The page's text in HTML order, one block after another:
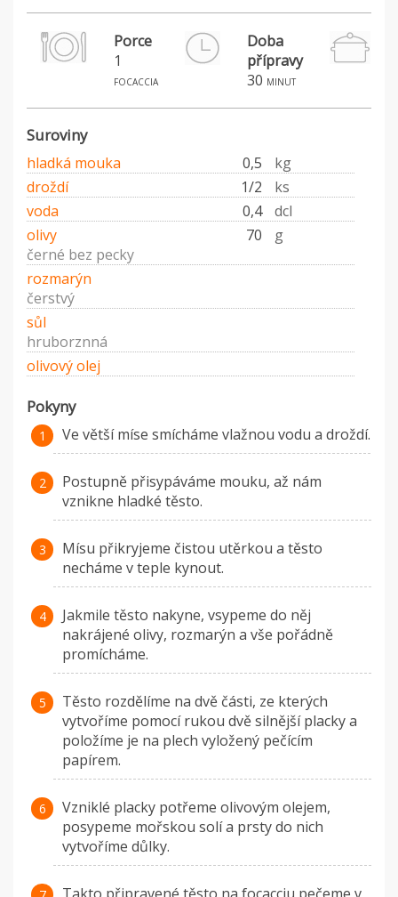
Porce
1
focaccia
Doba
přípravy
30 minut
Suroviny
hladká mouka 0,5
kg
droždí
1/2
ks
voda
0,4
dcl
olivy
70
g
černé bez pecky
rozmarýn
čerstvý
sůl
hruborznná
olivový olej
Pokyny
Ve větší míse smícháme vlažnou vodu a droždí.
Postupně přisypáváme mouku, až nám
vznikne hladké těsto.
Mísu přikryjeme čistou utěrkou a těsto
necháme v teple kynout.
Jakmile těsto nakyne, vsypeme do něj
nakrájené olivy, rozmarýn a vše pořádně
promícháme.
Těsto rozdělíme na dvě části, ze kterých
vytvoříme pomocí rukou dvě silnější placky a
položíme je na plech vyložený pečícím
papírem.
Vzniklé placky potřeme olivovým olejem,
posypeme mořskou solí a prsty do nich
vytvoříme důlky.